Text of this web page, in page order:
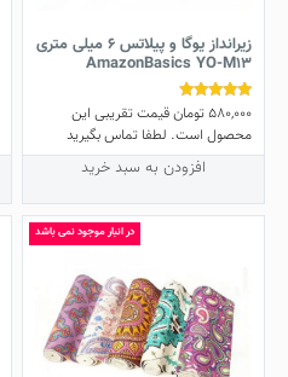
زیرانداز یوگا و پیلاتس 6 میلی متری
AmazonBasics YO-M13
نمره
4.73
از 5
580,000تومانقیمت تقریبی این
محصول است. لطفا تماس بگیرید
افزودن به سبد خرید
در انبار موجود نمی باشد